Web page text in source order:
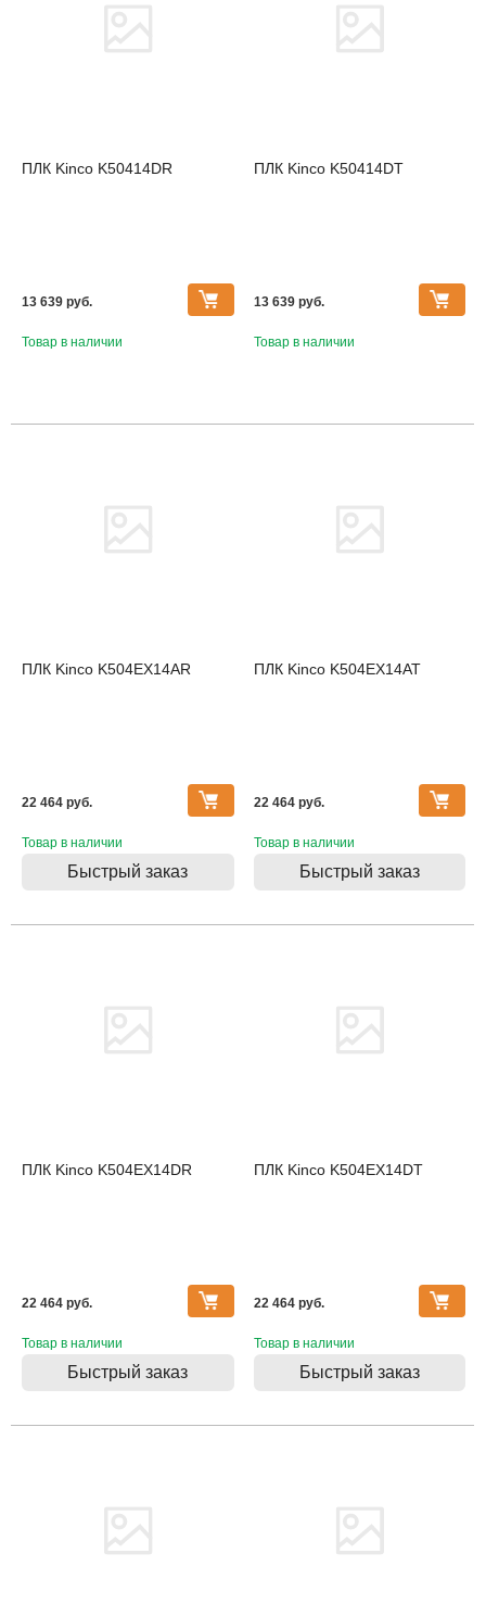
ПЛК Kinco K50414DR
13 639 pуб.
Товар в наличии
ПЛК Kinco K50414DT
13 639 pуб.
Товар в наличии
ПЛК Kinco K504EX14AR
22 464 pуб.
Товар в наличии
Быстрый заказ
ПЛК Kinco K504EX14AT
22 464 pуб.
Товар в наличии
Быстрый заказ
ПЛК Kinco K504EX14DR
22 464 pуб.
Товар в наличии
Быстрый заказ
ПЛК Kinco K504EX14DT
22 464 pуб.
Товар в наличии
Быстрый заказ